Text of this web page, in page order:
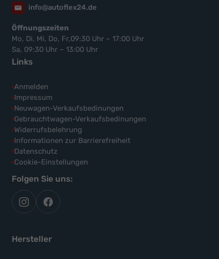
info@autoflex24.de
Öffnungszeiten
Mo, Di, Mi, Do, Fr,09:30 Uhr – 17:00 Uhr
Sa, 09:30 Uhr – 13:00 Uhr
Links
Anmelden
Impressum
Neuwagen-Verkaufsbedinungen
Gebrauchtwagen-Verkaufsbedinungen
Widerrufsbelehrung
Informationen zur Barrierefreiheit
Datenschutz
Cookie-Einstellungen
Folgen Sie uns:
autoflex
auf
autoflex24
auf
Hersteller